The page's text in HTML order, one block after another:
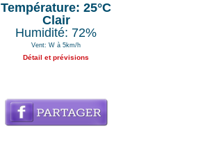
Température: 25°C
Clair
Humidité: 72%
Vent: W à 5km/h
Détail et prévisions